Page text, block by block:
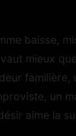
baisse,
mieux
familière,
un
aime la